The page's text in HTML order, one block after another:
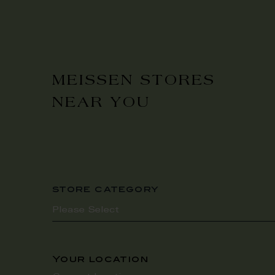
MEISSEN STORES
NEAR YOU
store category
Your location